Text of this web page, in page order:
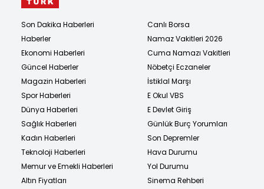
Son Dakika Haberleri
Haberler
Ekonomi Haberleri
Güncel Haberler
Magazin Haberleri
Spor Haberleri
Dünya Haberleri
Sağlık Haberleri
Kadın Haberleri
Teknoloji Haberleri
Memur ve Emekli Haberleri
Altın Fiyatları
Canlı Borsa
Namaz Vakitleri 2026
Cuma Namazı Vakitleri
Nöbetçi Eczaneler
İstiklal Marşı
E Okul VBS
E Devlet Giriş
Günlük Burç Yorumları
Son Depremler
Hava Durumu
Yol Durumu
Sinema Rehberi